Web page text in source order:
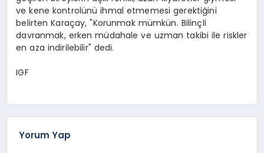
ve kene kontrolünü ihmal etmemesi gerektiğini
belirten Karaçay, "Korunmak mümkün. Bilinçli
davranmak, erken müdahale ve uzman takibi ile riskler
en aza indirilebilir" dedi.
IGF
Yorum Yap